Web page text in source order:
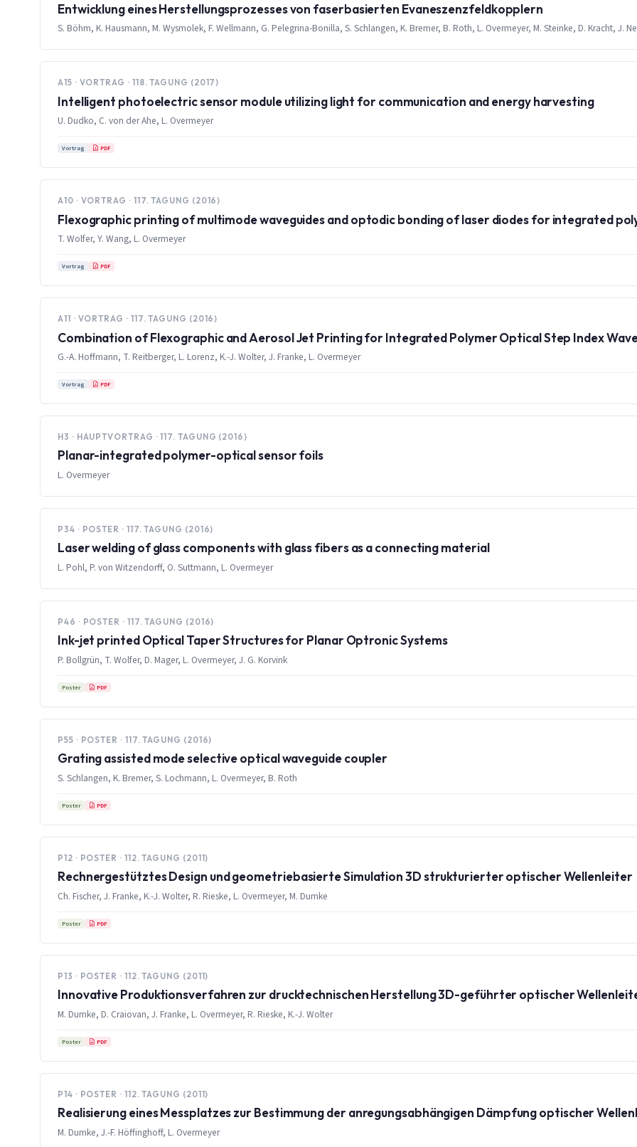
Entwicklung eines Herstellungsprozesses von faserbasierten Evaneszenzfeldkopplern
S. Böhm, K. Hausmann, M. Wysmolek, F. Wellmann, G. Pelegrina-Bonilla, S. Schlangen, K. Bremer, B. Roth, L. Overmeyer, M. Steinke, D. Kracht, J.
A15 · VORTRAG · 118. TAGUNG (2017)
Intelligent photoelectric sensor module utilizing light for communication and energy harvesting
U. Dudko, C. von der Ahe, L. Overmeyer
Vortrag PDF
A10 · VORTRAG · 117. TAGUNG (2016)
Flexographic printing of multimode waveguides and optodic bonding of laser diodes for integrated
T. Wolfer, Y. Wang, L. Overmeyer
Vortrag PDF
A11 · VORTRAG · 117. TAGUNG (2016)
Combination of Flexographic and Aerosol Jet Printing for Integrated Polymer Optical Step Index
G.-A. Hoffmann, T. Reitberger, L. Lorenz, K.-J. Wolter, J. Franke, L. Overmeyer
Vortrag PDF
H3 · HAUPTVORTRAG · 117. TAGUNG (2016)
Planar-integrated polymer-optical sensor foils
L. Overmeyer
P34 · POSTER · 117. TAGUNG (2016)
Laser welding of glass components with glass fibers as a connecting material
L. Pohl, P. von Witzendorff, O. Suttmann, L. Overmeyer
P46 · POSTER · 117. TAGUNG (2016)
Ink-jet printed Optical Taper Structures for Planar Optronic Systems
P. Bollgrün, T. Wolfer, D. Mager, L. Overmeyer, J. G. Korvink
Poster PDF
P55 · POSTER · 117. TAGUNG (2016)
Grating assisted mode selective optical waveguide coupler
S. Schlangen, K. Bremer, S. Lochmann, L. Overmeyer, B. Roth
Poster PDF
P12 · POSTER · 112. TAGUNG (2011)
Rechnergestütztes Design und geometriebasierte Simulation 3D strukturierter optischer Wellenleiter
Ch. Fischer, J. Franke, K.-J. Wolter, R. Rieske, L. Overmeyer, M. Dumke
Poster PDF
P13 · POSTER · 112. TAGUNG (2011)
Innovative Produktionsverfahren zur drucktechnischen Herstellung 3D-geführter optischer
M. Dumke, D. Craiovan, J. Franke, L. Overmeyer, R. Rieske, K.-J. Wolter
Poster PDF
P14 · POSTER · 112. TAGUNG (2011)
Realisierung eines Messplatzes zur Bestimmung der anregungsabhängigen Dämpfung optischer
M. Dumke, J.-F. Höffinghoff, L. Overmeyer